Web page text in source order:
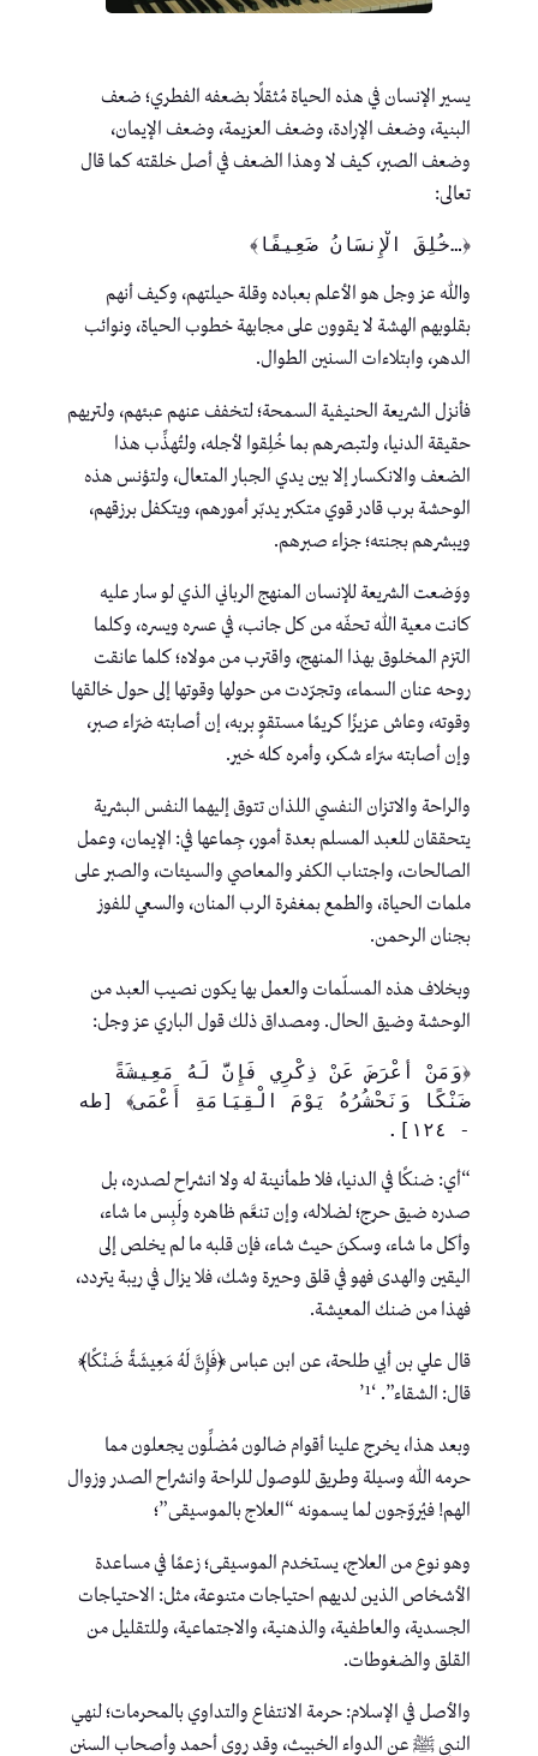
يسير الإنسان في هذه الحياة مُثقلًا بضعفه الفطري؛ ضعف
البنية، وضعف الإرادة، وضعف العزيمة، وضعف الإيمان،
وضعف الصبر، كيف لا وهذا الضعف في أصل خلقته كما قال
تعالى:
﴿…خُلِقَ الْإِنسَانُ ضَعِيفًا﴾
والله عز وجل هو الأعلم بعباده وقلة حيلتهم، وكيف أنهم
بقلوبهم الهشة لا يقوون على مجابهة خطوب الحياة، ونوائب
الدهر، وابتلاءات السنين الطوال.
فأنزل الشريعة الحنيفية السمحة؛ لتخفف عنهم عبئهم، ولتريهم
حقيقة الدنيا، ولتبصرهم بما خُلِقوا لأجله، ولتُهذِّب هذا
الضعف والانكسار إلا بين يدي الجبار المتعال، ولتؤنس هذه
الوحشة برب قادر قوي متكبر يدبّر أمورهم، ويتكفل برزقهم،
ويبشرهم بجنته؛ جزاء صبرهم.
ووَضعت الشريعة للإنسان المنهج الرباني الذي لو سار عليه
كانت معية الله تحفّه من كل جانب، في عسره ويسره، وكلما
التزم المخلوق بهذا المنهج، واقترب من مولاه؛ كلما عانقت
روحه عنان السماء، وتجرّدت من حولها وقوتها إلى حول خالقها
وقوته، وعاش عزيزًا كريمًا مستقوٍ بربه، إن أصابته ضرّاء صبر،
وإن أصابته سرّاء شكر، وأمره كله خير.
والراحة والاتزان النفسي اللذان تتوق إليهما النفس البشرية
يتحققان للعبد المسلم بعدة أمور، جِماعها في: الإيمان، وعمل
الصالحات، واجتناب الكفر والمعاصي والسيئات، والصبر على
ملمات الحياة، والطمع بمغفرة الرب المنان، والسعي للفوز
بجنان الرحمن.
وبخلاف هذه المسلّمات والعمل بها يكون نصيب العبد من
الوحشة وضيق الحال. ومصداق ذلك قول الباري عز وجل:
- ١٢٤].
“أي: ضنكًا في الدنيا، فلا طمأنينة له ولا انشراح لصدره، بل
صدره ضيق حرج؛ لضلاله، وإن تنعَّم ظاهره ولَبِس ما شاء،
وأكل ما شاء، وسكنَ حيث شاء، فإن قلبه ما لم يخلص إلى
اليقين والهدى فهو في قلق وحيرة وشك، فلا يزال في ريبة يتردد،
فهذا من ضنك المعيشة.
قال علي بن أبي طلحة، عن ابن عباس ﴿فَإِنَّ لَهُ مَعِيشَةً ضَنْكًا﴾
قال: الشقاء”. ‘¹’
وبعد هذا، يخرج علينا أقوام ضالون مُضلِّون يجعلون مما
حرمه الله وسيلة وطريق للوصول للراحة وانشراح الصدر وزوال
الهم! فيُروّجون لما يسمونه “العلاج بالموسيقى”؛
وهو نوع من العلاج، يستخدم الموسيقى؛ زعمًا في مساعدة
الأشخاص الذين لديهم احتياجات متنوعة، مثل: الاحتياجات
الجسدية، والعاطفية، والذهنية، والاجتماعية، وللتقليل من
القلق والضغوطات.
والأصل في الإسلام: حرمة الانتفاع والتداوي بالمحرمات؛ لنهي
النبي ﷺ عن الدواء الخبيث، وقد روى أحمد وأصحاب السنن